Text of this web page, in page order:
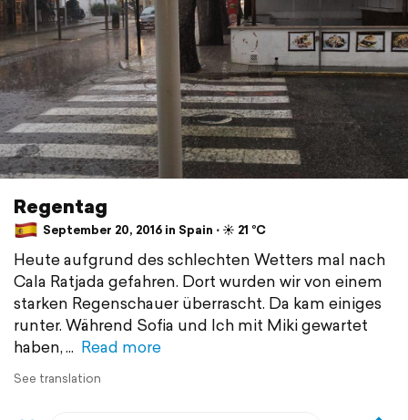
Regentag
September 20, 2016 in Spain ⋅ ☀️ 21 °C
Heute aufgrund des schlechten Wetters mal nach
Cala Ratjada gefahren. Dort wurden wir von einem
starken Regenschauer überrascht. Da kam einiges
runter. Während Sofia und Ich mit Miki gewartet
haben,
Read more
See translation